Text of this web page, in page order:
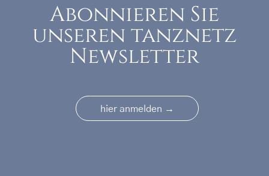
Abonnieren Sie
unseren tanznetz
Newsletter
hier anmelden →